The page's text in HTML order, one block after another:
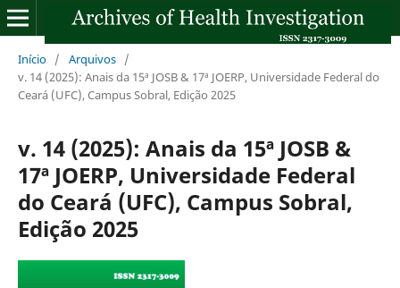
Início / Arquivos /
v. 14 (2025): Anais da 15ª JOSB & 17ª JOERP, Universidade Federal do
Ceará (UFC), Campus Sobral, Edição 2025
v. 14 (2025): Anais da 15ª JOSB &
17ª JOERP, Universidade Federal
do Ceará (UFC), Campus Sobral,
Edição 2025